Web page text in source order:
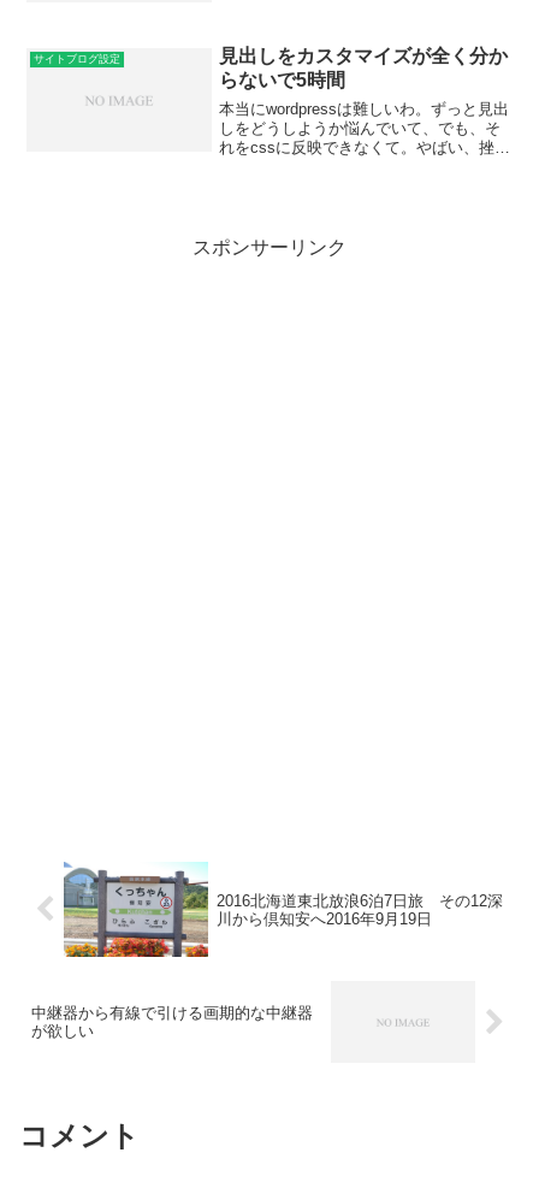
してのことをや...
サイトブログ設定
見出しをカスタマイズが全く分か
らないで5時間
本当にwordpressは難しいわ。ずっと見出
しをどうしようか悩んでいて、でも、そ
れをcssに反映できなくて。やばい、挫折
スポンサーリンク
2016北海道東北放浪6泊7日旅 その12深
川から倶知安へ2016年9月19日
中継器から有線で引ける画期的な中継器
が欲しい
コメント